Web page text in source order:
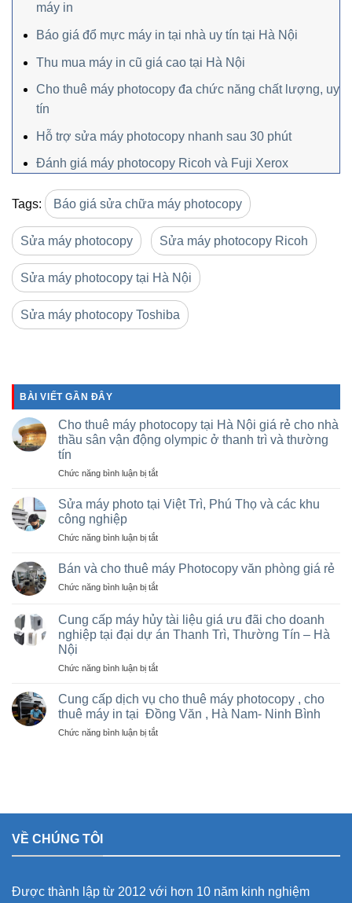
máy in
Báo giá đổ mực máy in tại nhà uy tín tại Hà Nội
Thu mua máy in cũ giá cao tại Hà Nội
Cho thuê máy photocopy đa chức năng chất lượng, uy
tín
Hỗ trợ sửa máy photocopy nhanh sau 30 phút
Đánh giá máy photocopy Ricoh và Fuji Xerox
Tags: Báo giá sửa chữa máy photocopy
Sửa máy photocopy Sửa máy photocopy Ricoh
Sửa máy photocopy tại Hà Nội
Sửa máy photocopy Toshiba
BÀI VIẾT GẦN ĐÂY
Cho thuê máy photocopy tại Hà Nội giá rẻ cho nhà
thầu sân vận động olympic ở thanh trì và thường
tín
Chức năng bình luận bị tắtở
thuê
tại
Nội
rẻ
nhà
thầu
động
ở
thanh
Sửa máy photo tại Việt Trì, Phú Thọ và các khu
công nghiệp
Chức năng bình luận bị tắtở
máy
photo
tại
Trì,
Phú
các
công
nghiệp
Bán và cho thuê máy Photocopy văn phòng giá rẻ
Chức năng bình luận bị tắtở
cho
thuê
Photocopy
phòng
giá
rẻ
Cung cấp máy hủy tài liệu giá ưu đãi cho doanh
nghiệp tại đại dự án Thanh Trì, Thường Tín – Hà
Nội
Chức năng bình luận bị tắtở
cấp
máy
hủy
tài
doanh
đại
Thanh
Cung cấp dịch vụ cho thuê máy photocopy , cho
thuê máy in tại Đồng Văn , Hà Nam- Ninh Bình
Chức năng bình luận bị tắtở
thuê
máy
VỀ CHÚNG TÔI
Được thành lập từ 2012 với hơn 10 năm kinh nghiệm